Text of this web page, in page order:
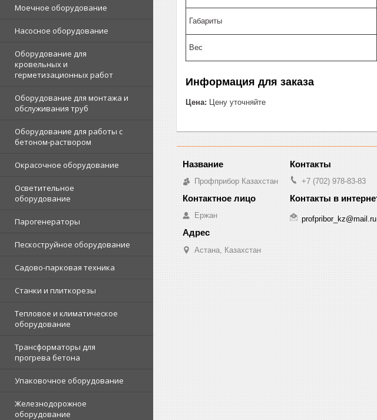
Моечное оборудование
Насосное оборудование
Оборудование для
кровельных и
герметизационных работ
Оборудование для монтажа и
обслуживания труб
Оборудование для работы с
бетоном-раствором
Окрасочное оборудование
Осветительное
оборудование
Парогенераторы
Пескоструйное оборудование
Садово-парковая техника
Станки и плиткорезы
Тепловое и климатическое
оборудование
Трансформаторы для
прогрева бетона
Упаковочное оборудование
Железнодорожное
оборудование
Габариты
Вес
Информация для заказа
Цена: Цену уточняйте
Профприбор Казахстан
Ержан
Астана, Казахстан
+7 (702) 978-83-83
profpribor_kz@mail.ru